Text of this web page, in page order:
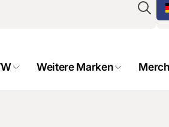
Weitere Marken